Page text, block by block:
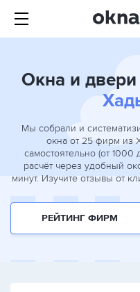
Окна и
Мы собрали и
окна от 25 фирм из
самостоятельно (от
расчёт через удобный
минут. Изучите отзывы от
РЕЙТИНГ ФИРМ